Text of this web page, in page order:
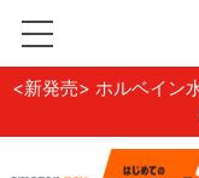
<新発売> ホルベイン